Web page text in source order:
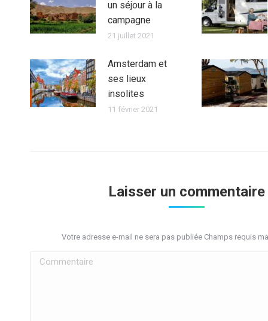
un séjour à la
campagne
21 juillet 2021
Amsterdam et
ses lieux
insolites
11 février 2021
Laisser un commentaire
Votre adresse e-mail ne sera pas publiée Champs requis
Commentaire